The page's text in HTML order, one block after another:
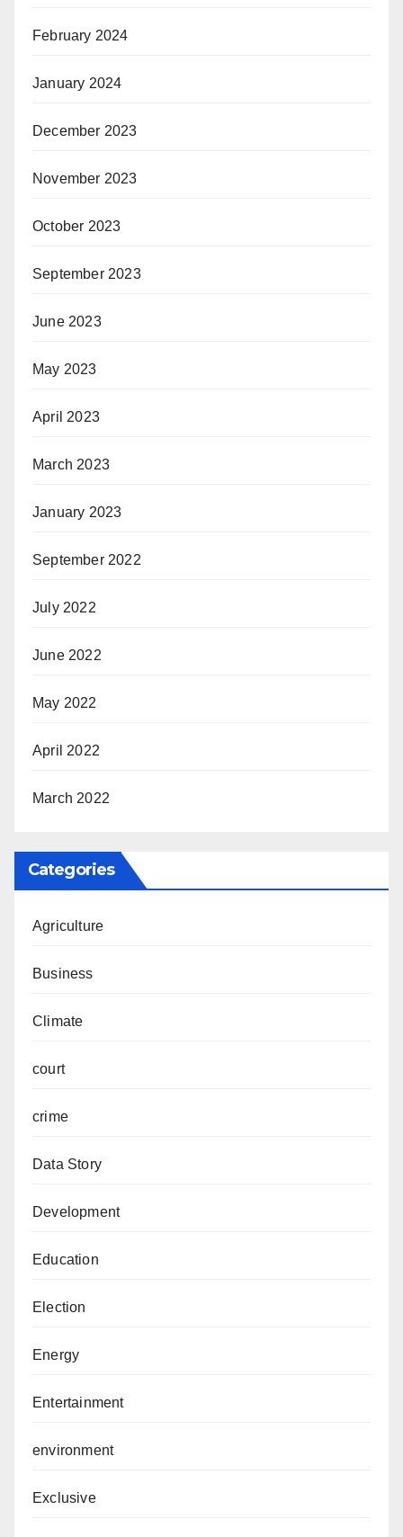
February 2024
January 2024
December 2023
November 2023
October 2023
September 2023
June 2023
May 2023
April 2023
March 2023
January 2023
September 2022
July 2022
June 2022
May 2022
April 2022
March 2022
Categories
Agriculture
Business
Climate
court
crime
Data Story
Development
Education
Election
Energy
Entertainment
environment
Exclusive